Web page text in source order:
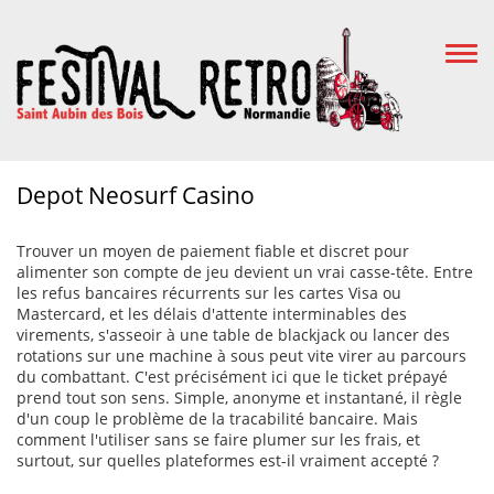
Depot Neosurf Casino
Trouver un moyen de paiement fiable et discret pour
alimenter son compte de jeu devient un vrai casse-tête. Entre
les refus bancaires récurrents sur les cartes Visa ou
Mastercard, et les délais d'attente interminables des
virements, s'asseoir à une table de blackjack ou lancer des
rotations sur une machine à sous peut vite virer au parcours
du combattant. C'est précisément ici que le ticket prépayé
prend tout son sens. Simple, anonyme et instantané, il règle
d'un coup le problème de la tracabilité bancaire. Mais
comment l'utiliser sans se faire plumer sur les frais, et
surtout, sur quelles plateformes est-il vraiment accepté ?